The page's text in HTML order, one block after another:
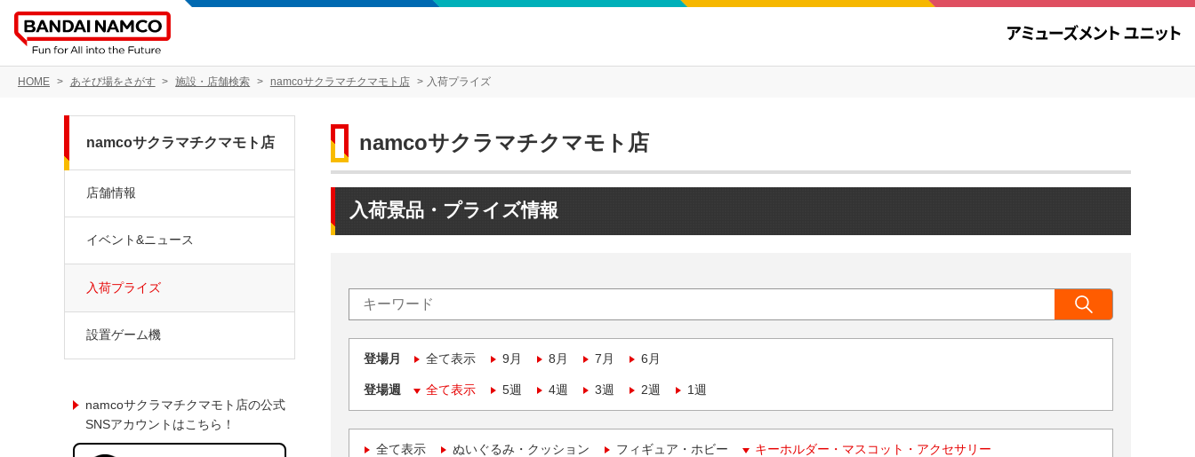
HOME あそび場をさがす 施設・店舗検索 namcoサクラマチクマモト店 入荷プライズ
namcoサクラマチクマモト店
入荷景品・プライズ情報
登場月 全て表示 9月 8月 7月 6月
登場週 全て表示 5週 4週 3週 2週 1週
全て表示 ぬいぐるみ・クッション フィギュア・ホビー キーホルダー・マスコット・アクセサリー
namcoサクラマチクマモト店
店舗情報
イベント&ニュース
入荷プライズ
設置ゲーム機
namcoサクラマチクマモト店の公式
SNSアカウントはこちら！